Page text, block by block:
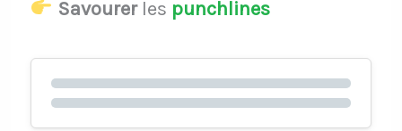
Savourerles punchlines